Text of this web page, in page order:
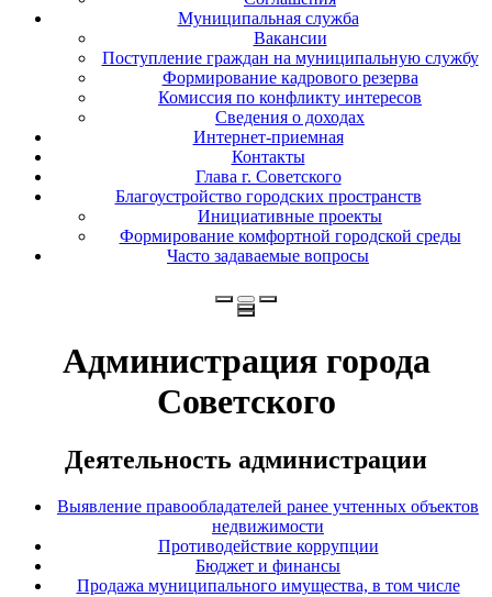
Муниципальная служба
Вакансии
Поступление граждан на муниципальную службу
Формирование кадрового резерва
Комиссия по конфликту интересов
Сведения о доходах
Интернет-приемная
Контакты
Глава г. Советского
Благоустройство городских пространств
Инициативные проекты
Формирование комфортной городской среды
Часто задаваемые вопросы
Администрация города
Советского
Деятельность администрации
Выявление правообладателей ранее учтенных объектов
недвижимости
Противодействие коррупции
Бюджет и финансы
Продажа муниципального имущества, в том числе